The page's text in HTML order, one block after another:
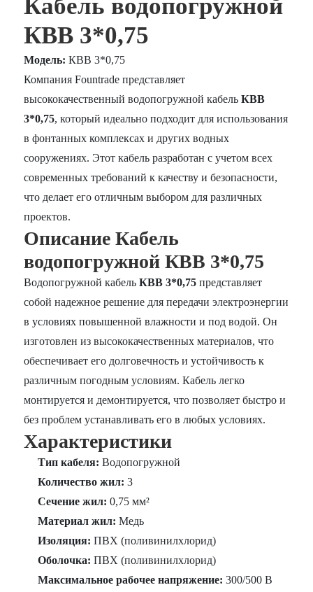
Кабель водопогружной
КВВ 3*0,75
Модель: КВВ 3*0,75
Компания Fountrade представляет
высококачественный водопогружной кабельКВВ
3*0,75, который идеально подходит для использования
в фонтанных комплексах и других водных
сооружениях. Этот кабель разработан с учетом всех
современных требований к качеству и безопасности,
что делает его отличным выбором для различных
проектов.
Описание Кабель
водопогружной КВВ 3*0,75
Водопогружной кабельКВВ 3*0,75 представляет
собой надежное решение для передачи электроэнергии
в условиях повышенной влажности и под водой. Он
изготовлен из высококачественных материалов, что
обеспечивает его долговечность и устойчивость к
различным погодным условиям. Кабель легко
монтируется и демонтируется, что позволяет быстро и
без проблем устанавливать его в любых условиях.
Характеристики
Тип кабеля: Водопогружной
Количество жил: 3
Сечение жил: 0,75 мм²
Материал жил: Медь
Изоляция: ПВХ (поливинилхлорид)
Оболочка: ПВХ (поливинилхлорид)
Максимальное рабочее напряжение: 300/500 В